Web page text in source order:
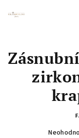
Průměrné